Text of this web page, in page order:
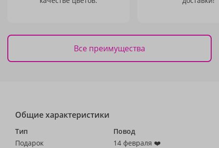
Все преимущества
Общие характеристики
Тип
Подарок
Повод
14 февраля ❤️